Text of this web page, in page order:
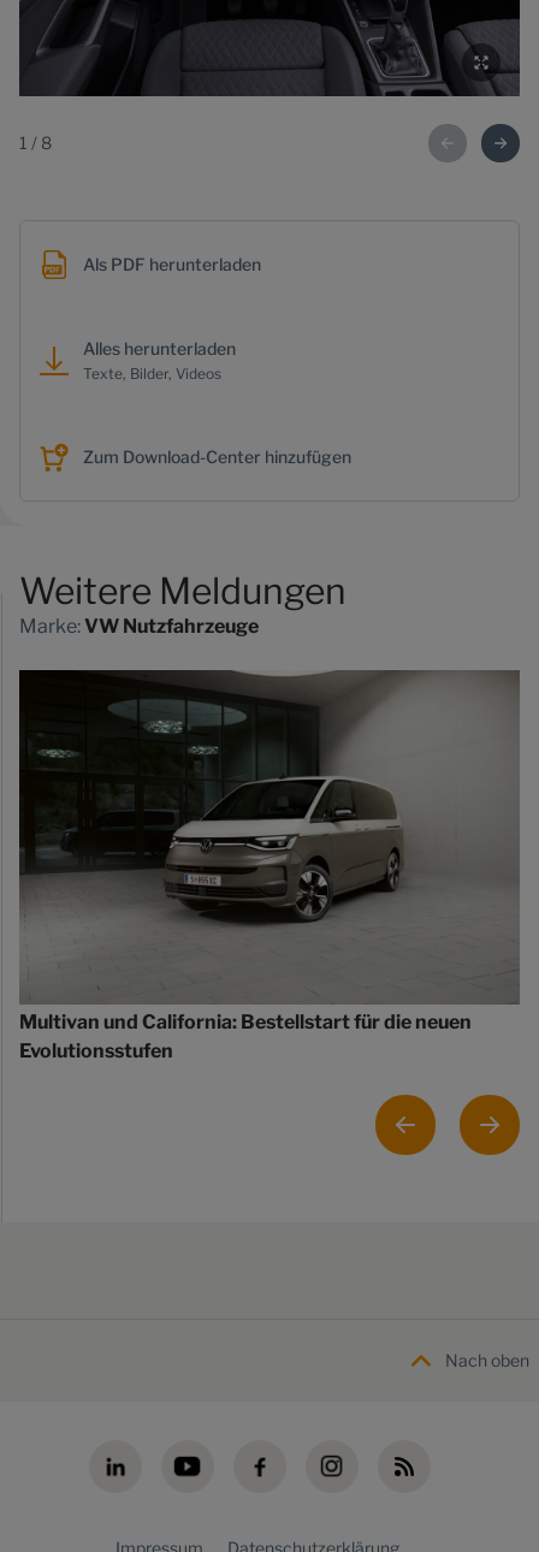
1 / 8
Als PDF herunterladen
Alles herunterladen
Texte, Bilder, Videos
Zum Download-Center hinzufügen
Weitere Meldungen
Marke:VW Nutzfahrzeuge
Multivan und California: Bestellstart für die neuen
Evolutionsstufen
Nach oben